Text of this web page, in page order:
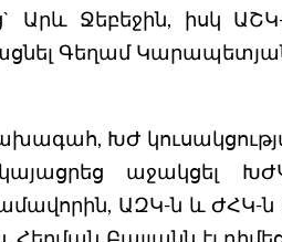
Արև Ջեբեջին, իսկ
Գեղամ
ԽԺ
աջակցել
ԱԶԿ-ն և ԺՀԿ-ն